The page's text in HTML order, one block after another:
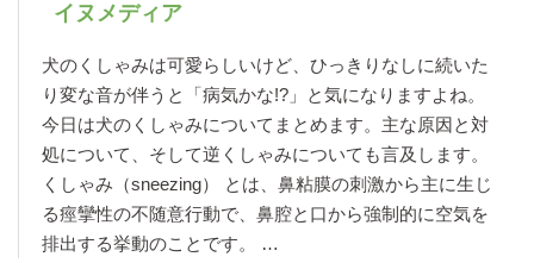
イヌメディア
犬のくしゃみは可愛らしいけど、ひっきりなしに続いた
り変な音が伴うと「病気かな!?」と気になりますよね。
今日は犬のくしゃみについてまとめます。主な原因と対
処について、そして逆くしゃみについても言及します。
くしゃみ（sneezing） とは、鼻粘膜の刺激から主に生じ
る痙攣性の不随意行動で、鼻腔と口から強制的に空気を
排出する挙動のことです。 …